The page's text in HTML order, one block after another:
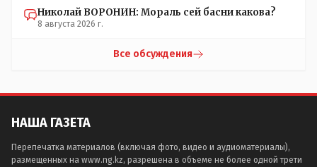
Николай ВОРОНИН: Мораль сей басни какова?
8 августа 2026 г.
Все обсуждения
НАША ГАЗЕТА
Перепечатка материалов (включая фото, видео и аудиоматериалы),
размещенных на www.ng.kz, разрешена в объеме не более одной трети